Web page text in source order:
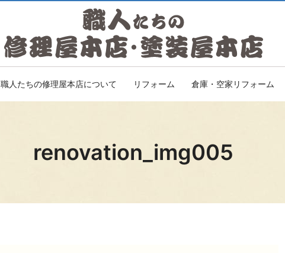
職人たちの修理屋本店について リフォーム 倉庫・空家リフォーム
renovation_img005